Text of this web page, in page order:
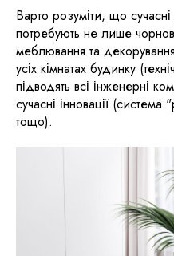
Варто розуміти, що
потребують не лише
меблювання та
усіх кімнатах будинку
підводять всі інженерні
сучасні інновації
тощо).